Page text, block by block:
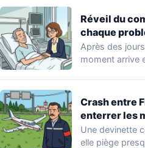
Réveil du
chaque
Après des
moment arrive
Crash entre
enterrer les
Une devinette
elle piège